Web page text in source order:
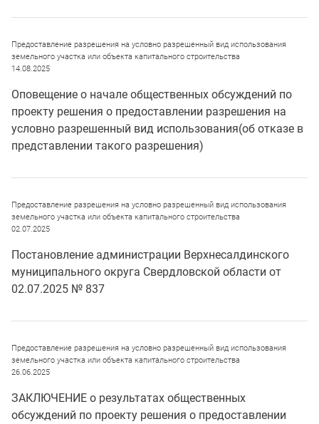
Предоставление разрешения на условно разрешенный вид использования
земельного участка или объекта капитального строительства
14.08.2025
Оповещение о начале общественных обсуждений по
проекту решения о предоставлении разрешения на
условно разрешенный вид использования(об отказе в
представлении такого разрешения)
Предоставление разрешения на условно разрешенный вид использования
земельного участка или объекта капитального строительства
02.07.2025
Постановление администрации Верхнесалдинского
муниципального округа Свердловской области от
02.07.2025 № 837
Предоставление разрешения на условно разрешенный вид использования
земельного участка или объекта капитального строительства
26.06.2025
ЗАКЛЮЧЕНИЕ о результатах общественных
обсуждений по проекту решения о предоставлении